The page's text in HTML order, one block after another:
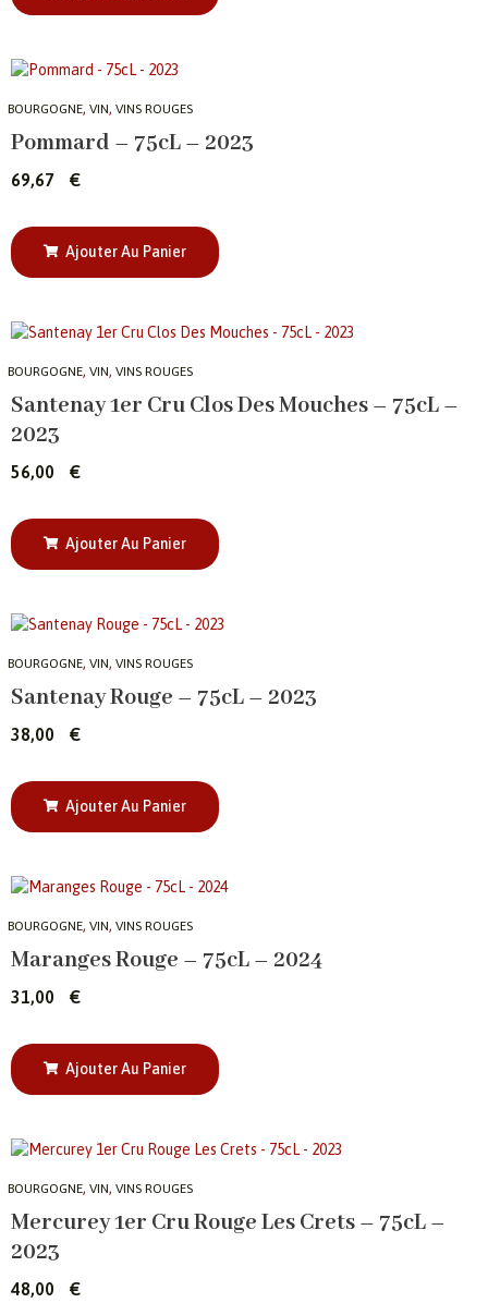
BOURGOGNE, VIN, VINS ROUGES
Pommard – 75cL – 2023
69,67 €
Ajouter Au Panier
BOURGOGNE, VIN, VINS ROUGES
Santenay 1er Cru Clos Des Mouches – 75cL –
2023
56,00 €
Ajouter Au Panier
BOURGOGNE, VIN, VINS ROUGES
Santenay Rouge – 75cL – 2023
38,00 €
Ajouter Au Panier
BOURGOGNE, VIN, VINS ROUGES
Maranges Rouge – 75cL – 2024
31,00 €
Ajouter Au Panier
BOURGOGNE, VIN, VINS ROUGES
Mercurey 1er Cru Rouge Les Crets – 75cL –
2023
48,00 €